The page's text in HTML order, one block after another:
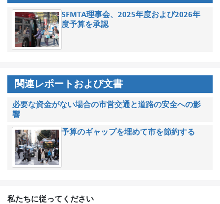
SFMTA理事会、2025年度および2026年
度予算を承認
関連レポートおよび文書
必要な資金がない場合の市営交通と道路の安全への影
響
予算のギャップを埋めて市を節約する
私たちに従ってください